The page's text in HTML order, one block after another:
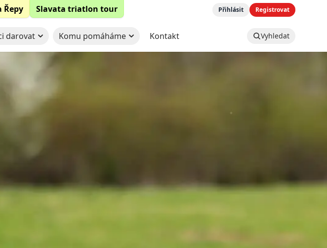
Řepy Slavata triatlon tour Přihlásit Registrovat
darovat Komu pomáháme Kontakt Vyhledat